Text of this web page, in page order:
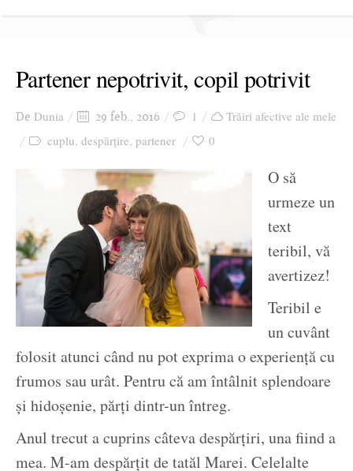
Partener nepotrivit, copil potrivit
De Dunia 29 feb., 2016 1
Trăiri afective ale mele
cuplu, despărțire, partener 0
O să
urmeze un
text
teribil, vă
avertizez!
Teribil e
un cuvânt
folosit atunci când nu pot exprima o experiență cu
frumos sau urât. Pentru că am întâlnit splendoare
și hidoșenie, părți dintr-un întreg.
Anul trecut a cuprins câteva despărțiri, una fiind a
mea. M-am despărțit de tatăl Marei. Celelalte